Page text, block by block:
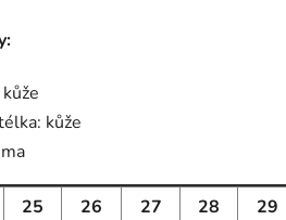
kůže
25 26 27 28 29